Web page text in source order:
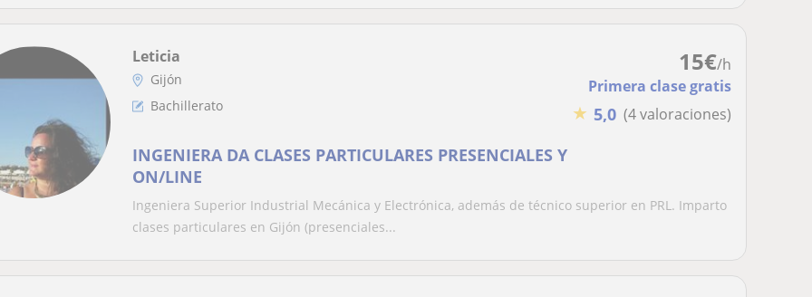
15€/h
Primera clase gratis
★ 5,0 (4 valoraciones)
Leticia
Gijón
Bachillerato
INGENIERA DA CLASES PARTICULARES PRESENCIALES Y
ON/LINE
Ingeniera Superior Industrial Mecánica y Electrónica, además de técnico superior en PRL. Imparto
clases particulares en Gijón (presenciales...